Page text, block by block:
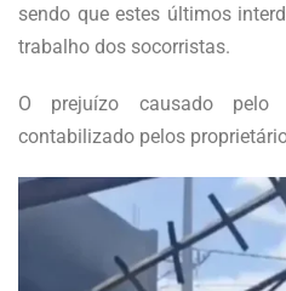
sendo que estes últimos
trabalho dos socorristas.
O prejuízo causado
contabilizado pelos